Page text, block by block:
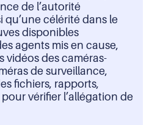
de l’autorité
qu’une célérité dans le
disponibles
agents mis en cause,
vidéos des caméras-
de surveillance,
fichiers, rapports,
vérifier l’allégation de